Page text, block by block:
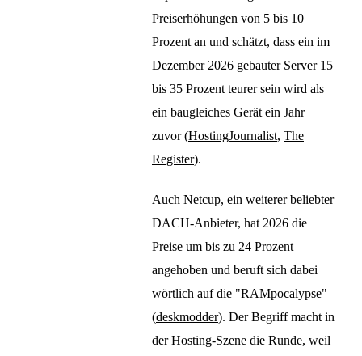
Preiserhöhungen von 5 bis 10
Prozent an und schätzt, dass ein im
Dezember 2026 gebauter Server 15
bis 35 Prozent teurer sein wird als
ein baugleiches Gerät ein Jahr
zuvor (HostingJournalist, The
Register).
Auch Netcup, ein weiterer beliebter
DACH-Anbieter, hat 2026 die
Preise um bis zu 24 Prozent
angehoben und beruft sich dabei
wörtlich auf die "RAMpocalypse"
(deskmodder). Der Begriff macht in
der Hosting-Szene die Runde, weil